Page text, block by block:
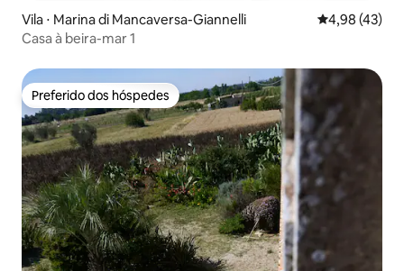
Vila ⋅ Marina di Mancaversa-Giannelli 4,98 de uma
4,98 (43)
Casa à beira-mar 1
Preferido dos hóspedes
Preferido dos hóspedes